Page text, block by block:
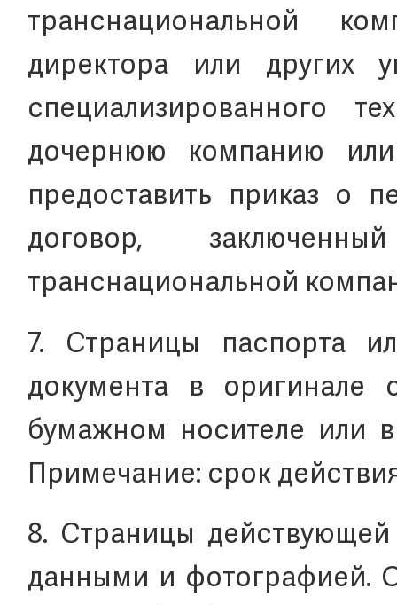
транснациональной
директора или других
специализированного
дочернюю компанию
предоставить приказ о
договор,
транснациональной
7. Страницы паспорта
документа в
бумажном носителе или
Примечание: срок
8. Страницы
данными и фотографией.